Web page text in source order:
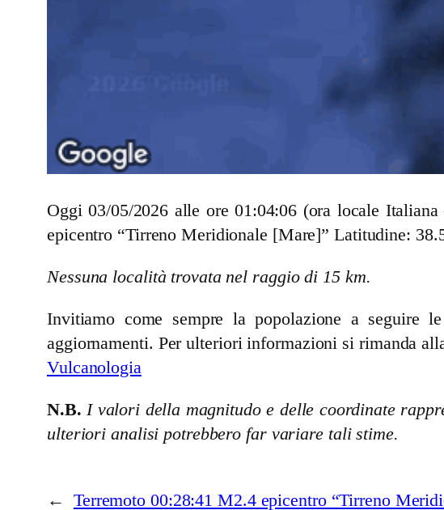
Oggi 03/05/2026 alle ore 01:04:06 (ora locale
epicentro “Tirreno Meridionale [Mare]” Latitudine:
Nessuna località trovata nel raggio di 15 km.
Invitiamo come sempre la popolazione a seguire
aggiornamenti. Per ulteriori informazioni si rimanda
Vulcanologia
N.B. I valori della magnitudo e delle coordinate
ulteriori analisi potrebbero far variare tali stime.
← Terremoto 00:28:41 M2.4 epicentro “Tirreno